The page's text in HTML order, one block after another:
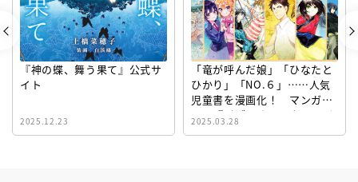
『神の蝶、舞う果て』公式サ
イト
2025.12.23
「竜が呼んだ娘」「ひなたと
ひかり」「NO.６」……人気
児童書を漫画化！ マンガサ
イト『ビブリオシリウス』誕
生！
2025.03.28